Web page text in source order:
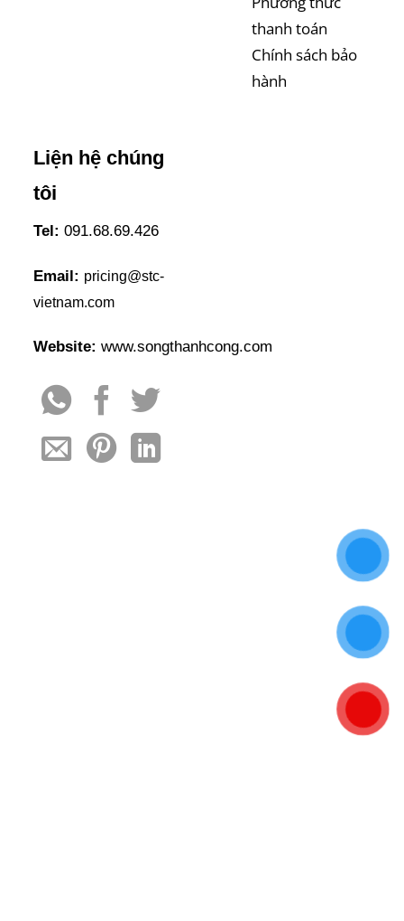
thanh toán
Chính sách bảo
hành
Liện hệ chúng
tôi
Tel: 091.68.69.426
Email: pricing@stc-
vietnam.com
Website:www.songthanhcong.com